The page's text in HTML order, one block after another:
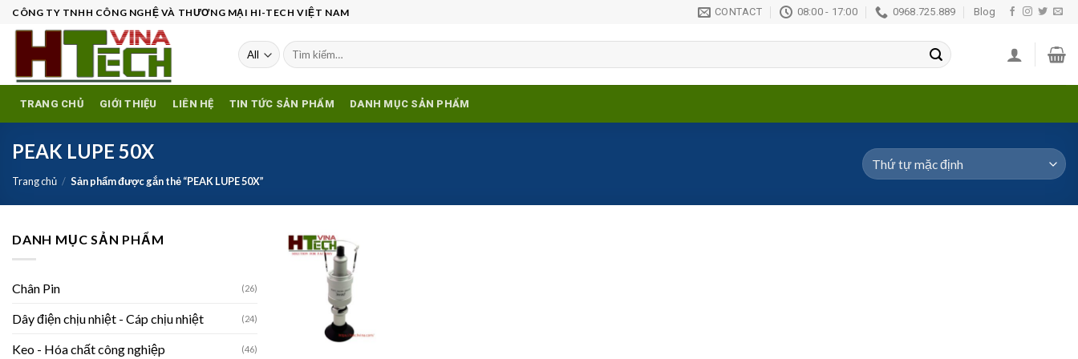
Skip
content
CÔNG TY TNHH CÔNG NGHỆ VÀ THƯƠNG MẠI HI-TECH VIỆT NAM CONTACT 08:00 - 17:00 0968.725.889 Blog
Tìm
kiếm:
TRANG CHỦ GIỚI THIỆU LIÊN HỆ TIN TỨC SẢN PHẨM DANH MỤC SẢN PHẨM
PEAK LUPE 50X
Trang chủ / Sản phẩm được gắn thẻ “PEAK LUPE 50X”
DANH MỤC SẢN PHẨM
Chân Pin (26)
Dây điện chịu nhiệt - Cáp chịu nhiệt (24)
Keo - Hóa chất công nghiệp (46)